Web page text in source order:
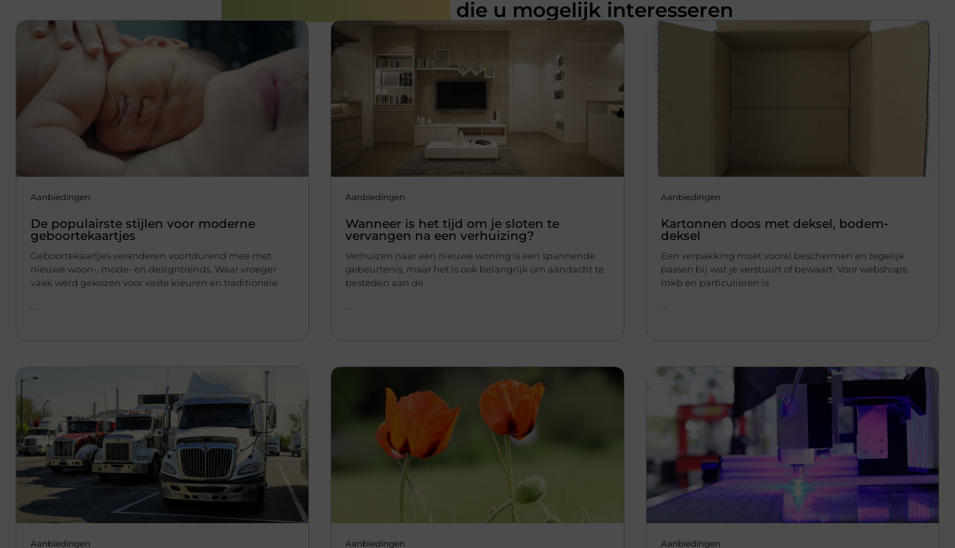
die u mogelijk interesseren
Aanbiedingen
De populairste stijlen voor moderne
geboortekaartjes
Geboortekaartjes veranderen voortdurend mee met
nieuwe woon-, mode- en designtrends. Waar vroeger
vaak werd gekozen voor vaste kleuren en traditionele
...
Aanbiedingen
Wanneer is het tijd om je sloten te
vervangen na een verhuizing?
Verhuizen naar een nieuwe woning is een spannende
gebeurtenis, maar het is ook belangrijk om aandacht te
besteden aan de
...
Aanbiedingen
Kartonnen doos met deksel, bodem-
deksel
Een verpakking moet vooral beschermen en tegelijk
passen bij wat je verstuurt of bewaart. Voor webshops,
mkb en particulieren is
...
Aanbiedingen Aanbiedingen Aanbiedingen